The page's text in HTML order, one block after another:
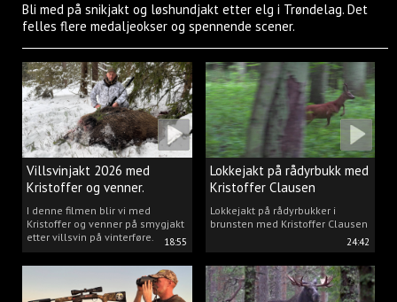
Bli med på snikjakt og løshundjakt etter elg i Trøndelag. Det
felles flere medaljeokser og spennende scener.
18:55
Villsvinjakt 2026 med
Kristoffer og venner.
I denne filmen blir vi med
Kristoffer og venner på smygjakt
etter villsvin på vinterføre.
24:42
Lokkejakt på rådyrbukk med
Kristoffer Clausen
Lokkejakt på rådyrbukker i
brunsten med Kristoffer Clausen